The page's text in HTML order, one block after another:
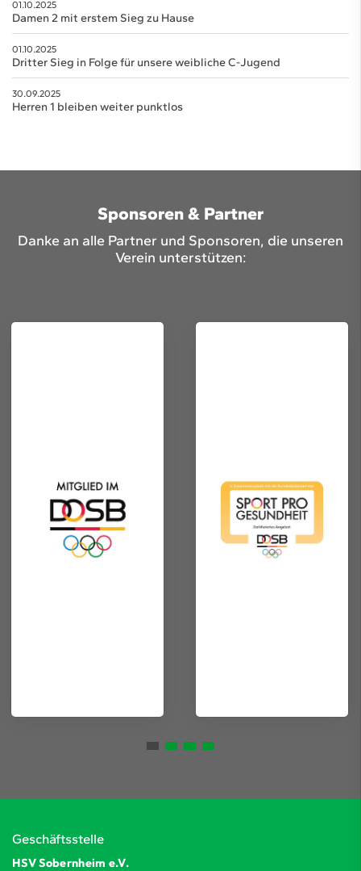
01.10.2025
Damen 2 mit erstem Sieg zu Hause
01.10.2025
Dritter Sieg in Folge für unsere weibliche C-Jugend
30.09.2025
Herren 1 bleiben weiter punktlos
Sponsoren & Partner
Danke an alle Partner und Sponsoren, die unseren
Verein unterstützen:
Geschäftsstelle
HSV Sobernheim e.V.